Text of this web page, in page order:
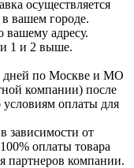
осуществляется
вашем городе.
вашему адресу.
1 и 2 выше.
дней по Москве и МО
компании) после
оплаты для
зависимости от
оплаты товара
партнеров компании.